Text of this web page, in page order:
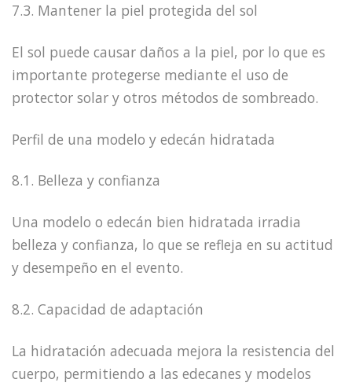
7.3. Mantener la piel protegida del sol
El sol puede causar daños a la piel, por lo que es
importante protegerse mediante el uso de
protector solar y otros métodos de sombreado.
Perfil de una modelo y edecán hidratada
8.1. Belleza y confianza
Una modelo o edecán bien hidratada irradia
belleza y confianza, lo que se refleja en su actitud
y desempeño en el evento.
8.2. Capacidad de adaptación
La hidratación adecuada mejora la resistencia del
cuerpo, permitiendo a las edecanes y modelos